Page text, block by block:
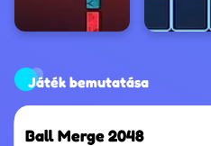
Játék bemutatása
Ball Merge 2048